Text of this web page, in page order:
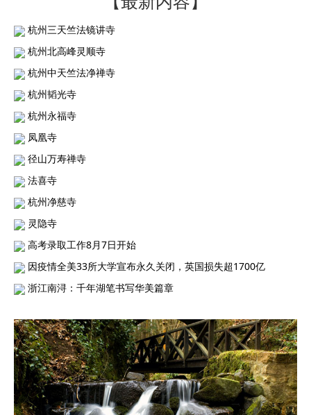
杭州三天竺法镜讲寺
杭州北高峰灵顺寺
杭州中天竺法净禅寺
杭州韬光寺
杭州永福寺
凤凰寺
径山万寿禅寺
法喜寺
杭州净慈寺
灵隐寺
高考录取工作8月7日开始
因疫情全美33所大学宣布永久关闭，英国损失超1700亿
浙江南浔：千年湖笔书写华美篇章